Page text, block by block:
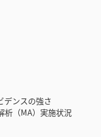
ンスの強さ
析（MA）実施状況